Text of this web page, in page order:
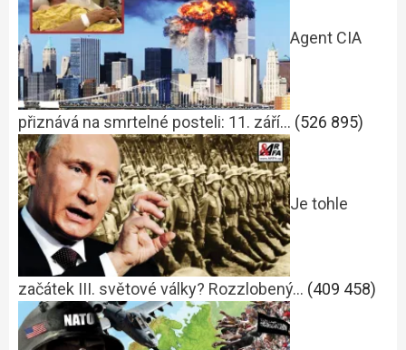
Agent CIA
přiznává na smrtelné posteli: 11. září… (526 895)
Je tohle
začátek III. světové války? Rozzlobený… (409 458)